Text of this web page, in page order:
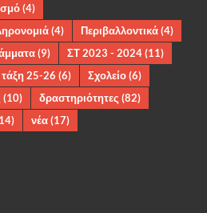
(4)
(4) Περιβαλλοντικά(4)
(9) ΣΤ 2023 - 2024(11)
τάξη 25-26 (6) Σχολείο(6)
(10) δραστηριότητες (82)
νέα(17)